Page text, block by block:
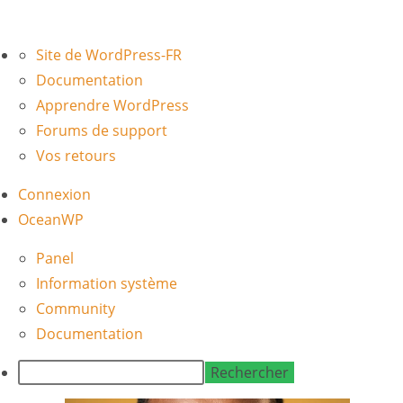
À
propos
WordPress
Site de WordPress-FR
Documentation
Apprendre WordPress
Forums de support
Vos retours
Connexion
OceanWP
Panel
Information système
Community
Documentation
Rechercher